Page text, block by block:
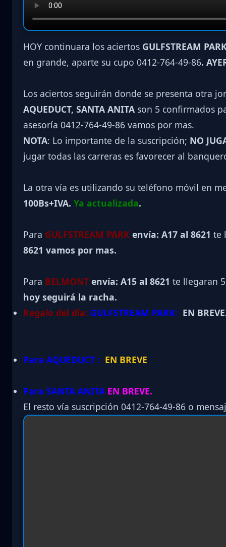
HOY continuara los aciertos GULFSTREAM
en grande, aparte su cupo 0412-764-49-86.
Los aciertos seguirán donde se presenta otra
AQUEDUCT, SANTA ANITA son 5 confirmados
asesoría 0412-764-49-86 vamos por mas.
NOTA: Lo importante de la suscripción; NO
jugar todas las carreras es favorecer al
La otra vía es utilizando su teléfono móvil en
100Bs+IVA. Ya actualizada.
Para GULFSTREAM PARK envía: A17 al 8621 te
8621 vamos por mas.
Para BELMONT envía: A15 al 8621 te llegaran
hoy seguirá la racha.
Regalo del día: GULFSTREAM PARK: EN
Para AQUEDUCT : EN BREVE
Para SANTA ANITA EN BREVE.
El resto vía suscripción 0412-764-49-86 o